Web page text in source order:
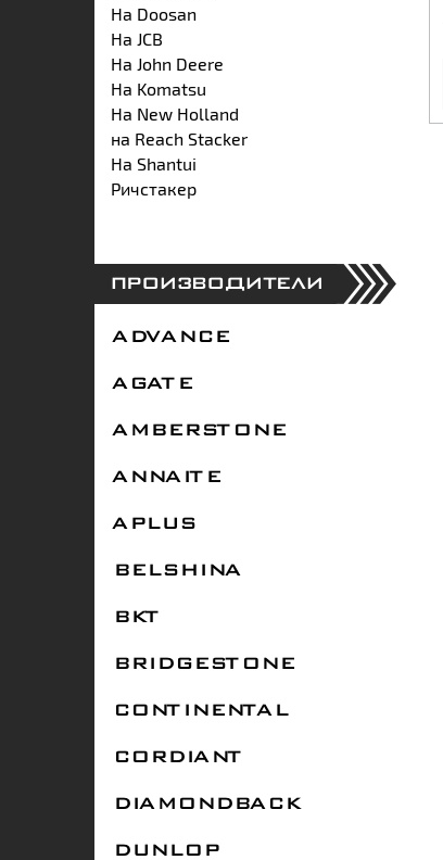
На Doosan
На JCB
На John Deere
На Komatsu
На New Holland
на Reach Stacker
На Shantui
Ричстакер
ПРОИЗВОДИТЕЛИ
ADVANCE
AGATE
AMBERSTONE
ANNAITE
APLUS
BELSHINA
BKT
BRIDGESTONE
CONTINENTAL
CORDIANT
DIAMONDBACK
DUNLOP